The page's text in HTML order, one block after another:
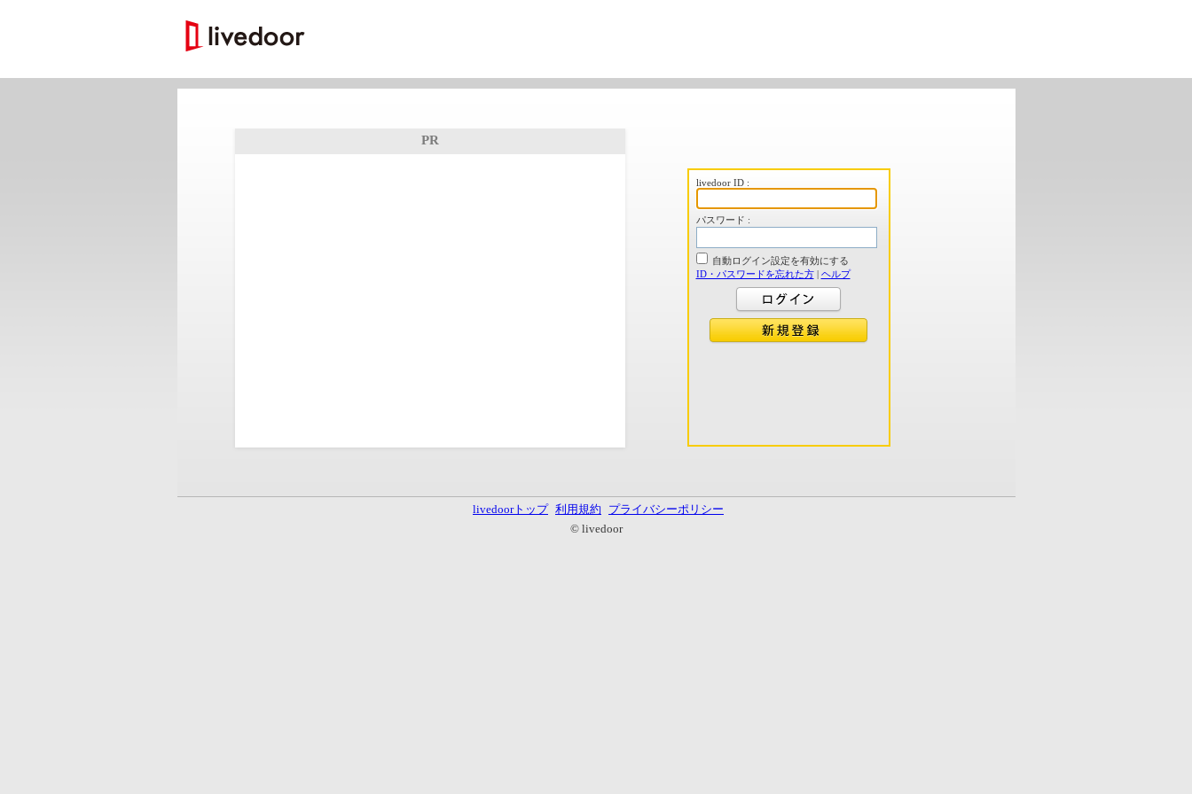
PR
livedoor ID :
パスワード :
自動ログイン設定を有効にする
ID・パスワードを忘れた方| ヘルプ
livedoorトップ 利用規約
プライバシーポリシー
© livedoor